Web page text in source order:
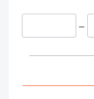
962
–